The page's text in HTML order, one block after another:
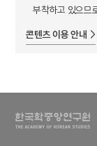
부착하고 있으므
콘텐츠 이용 안내